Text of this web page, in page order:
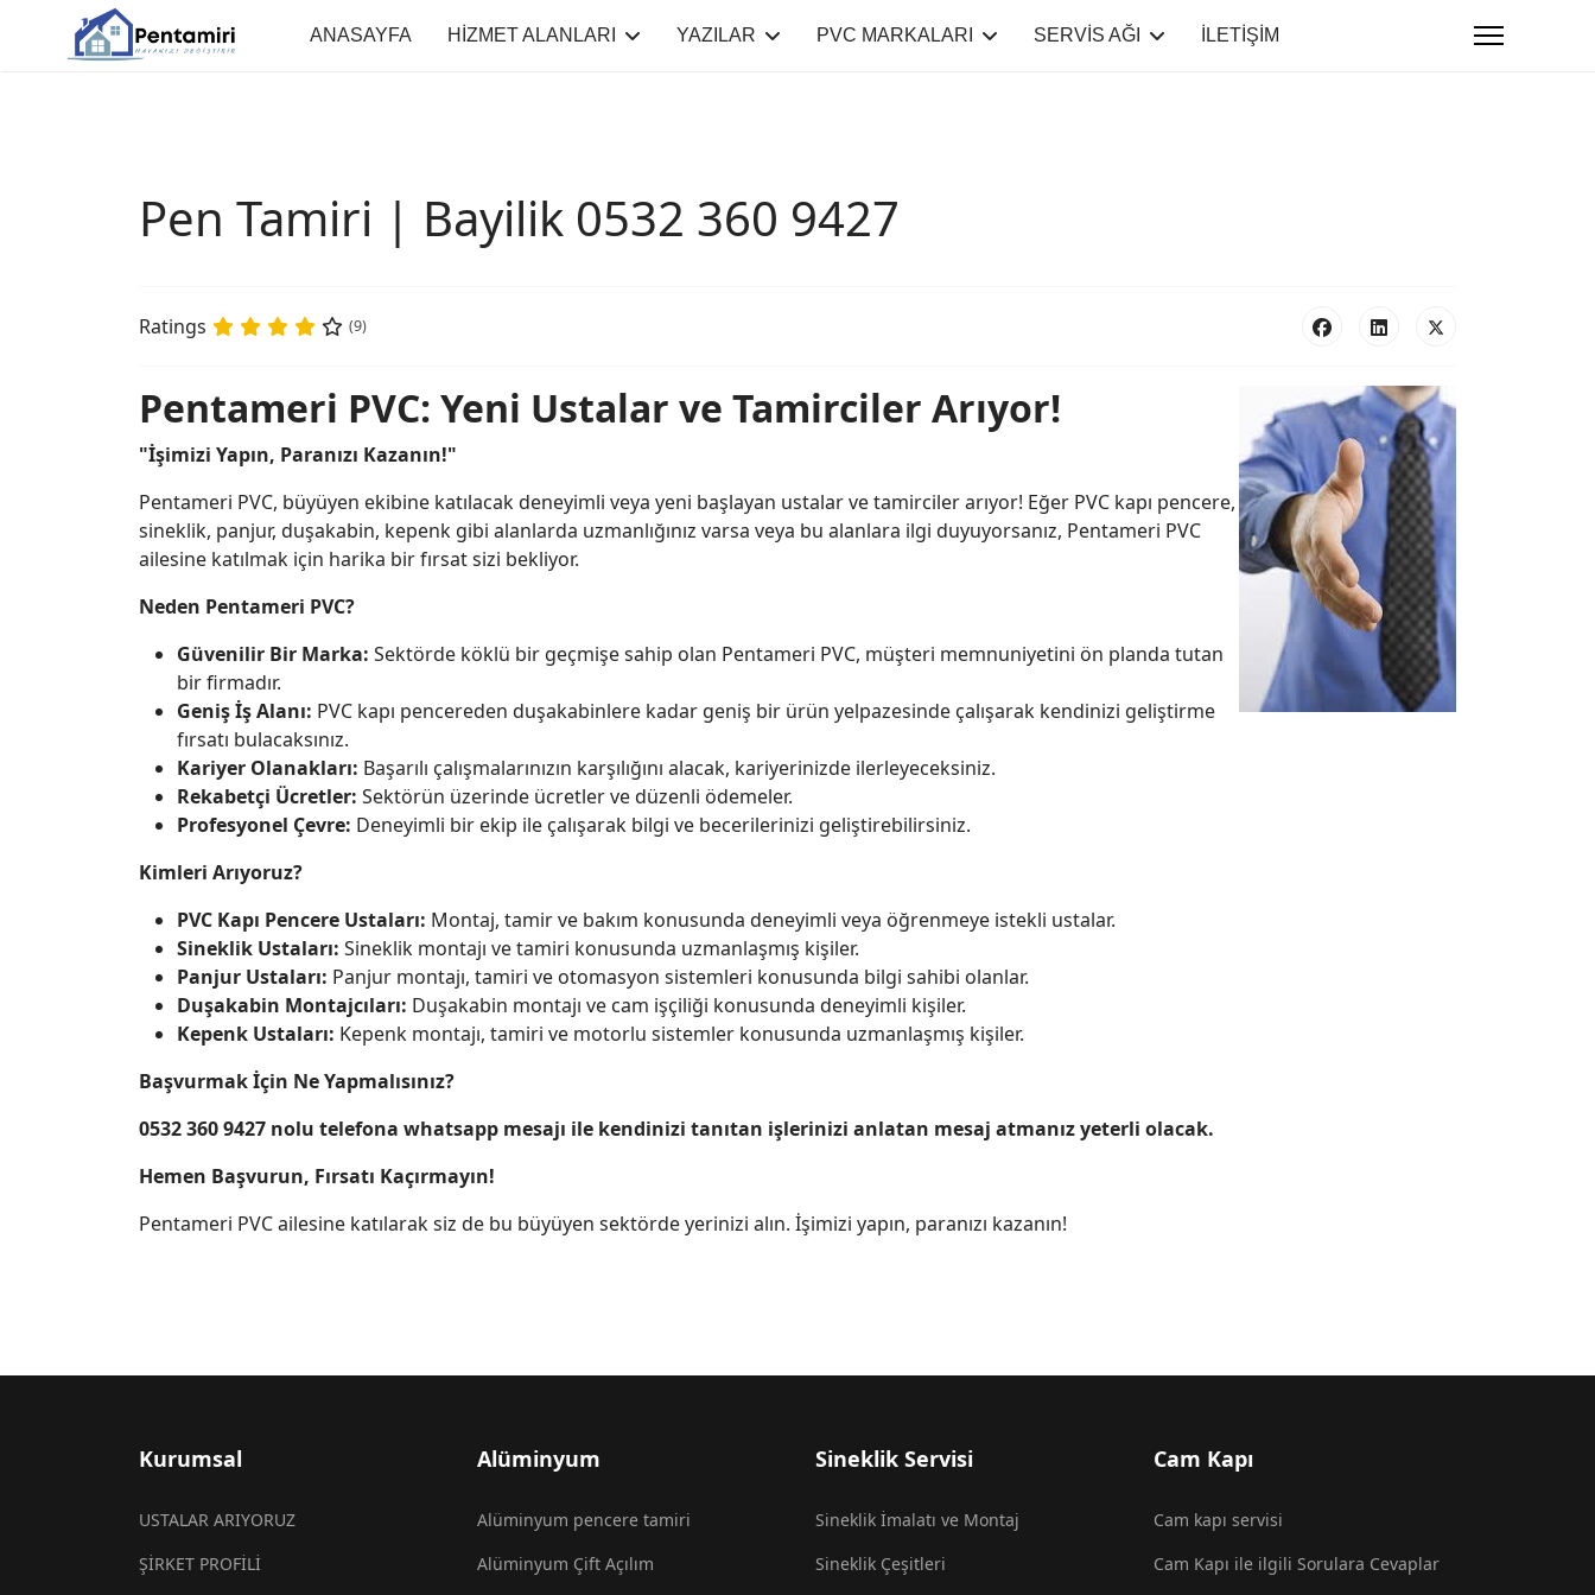
ANASAYFA HİZMET ALANLARI YAZILAR PVC MARKALARI SERVİS AĞI İLETİŞİM
Pen Tamiri | Bayilik 0532 360 9427
Ratings (9)
Pentameri PVC: Yeni Ustalar ve Tamirciler Arıyor!
"İşimizi Yapın, Paranızı Kazanın!"
Pentameri PVC, büyüyen ekibine katılacak deneyimli veya yeni başlayan ustalar ve tamirciler arıyor! Eğer PVC kapı pencere,
sineklik, panjur, duşakabin, kepenk gibi alanlarda uzmanlığınız varsa veya bu alanlara ilgi duyuyorsanız, Pentameri PVC
ailesine katılmak için harika bir fırsat sizi bekliyor.
Neden Pentameri PVC?
Güvenilir Bir Marka: Sektörde köklü bir geçmişe sahip olan Pentameri PVC, müşteri memnuniyetini ön planda tutan
bir firmadır.
Geniş İş Alanı: PVC kapı pencereden duşakabinlere kadar geniş bir ürün yelpazesinde çalışarak kendinizi geliştirme
fırsatı bulacaksınız.
Kariyer Olanakları: Başarılı çalışmalarınızın karşılığını alacak, kariyerinizde ilerleyeceksiniz.
Rekabetçi Ücretler: Sektörün üzerinde ücretler ve düzenli ödemeler.
Profesyonel Çevre: Deneyimli bir ekip ile çalışarak bilgi ve becerilerinizi geliştirebilirsiniz.
Kimleri Arıyoruz?
PVC Kapı Pencere Ustaları: Montaj, tamir ve bakım konusunda deneyimli veya öğrenmeye istekli ustalar.
Sineklik Ustaları: Sineklik montajı ve tamiri konusunda uzmanlaşmış kişiler.
Panjur Ustaları: Panjur montajı, tamiri ve otomasyon sistemleri konusunda bilgi sahibi olanlar.
Duşakabin Montajcıları: Duşakabin montajı ve cam işçiliği konusunda deneyimli kişiler.
Kepenk Ustaları: Kepenk montajı, tamiri ve motorlu sistemler konusunda uzmanlaşmış kişiler.
Başvurmak İçin Ne Yapmalısınız?
0532 360 9427 nolu telefona whatsapp mesajı ile kendinizi tanıtan işlerinizi anlatan mesaj atmanız yeterli olacak.
Hemen Başvurun, Fırsatı Kaçırmayın!
Pentameri PVC ailesine katılarak siz de bu büyüyen sektörde yerinizi alın. İşimizi yapın, paranızı kazanın!
Kurumsal
USTALAR ARIYORUZ
ŞİRKET PROFİLİ
Alüminyum
Alüminyum pencere tamiri
Alüminyum Çift Açılım
Sineklik Servisi
Sineklik İmalatı ve Montaj
Sineklik Çeşitleri
Cam Kapı
Cam kapı servisi
Cam Kapı ile ilgili Sorulara Cevaplar